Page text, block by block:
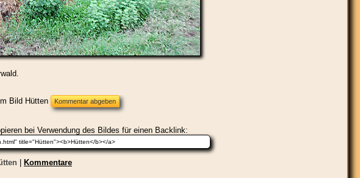
Bild Hütten
bei Verwendung des Bildes für einen Backlink:
| Kommentare